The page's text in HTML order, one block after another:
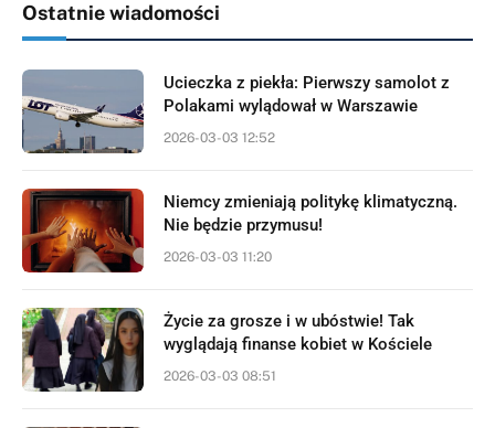
Ostatnie wiadomości
Ucieczka z piekła: Pierwszy samolot z
Polakami wylądował w Warszawie
2026-03-03 12:52
Niemcy zmieniają politykę klimatyczną.
Nie będzie przymusu!
2026-03-03 11:20
Życie za grosze i w ubóstwie! Tak
wyglądają finanse kobiet w Kościele
2026-03-03 08:51